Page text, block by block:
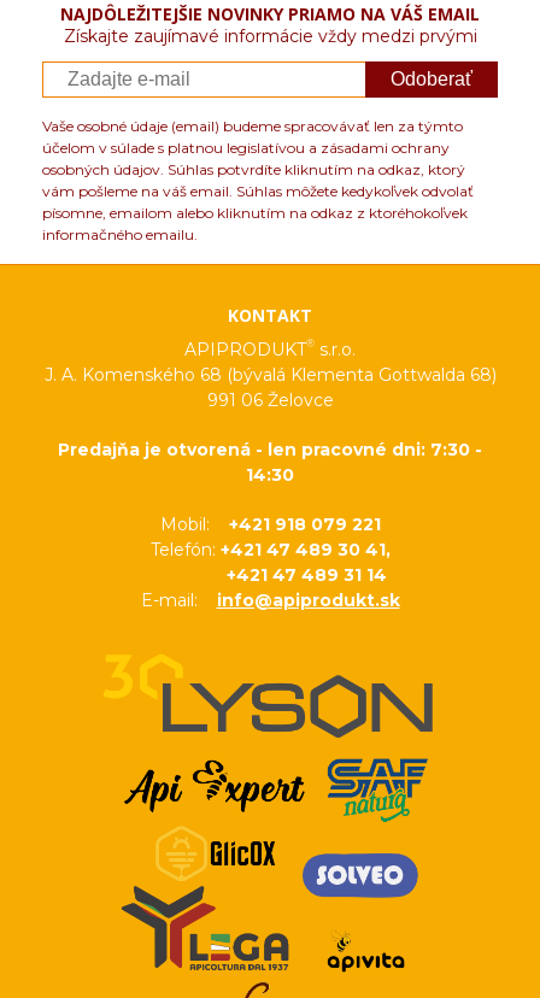
NAJDÔLEŽITEJŠIE NOVINKY PRIAMO NA VÁŠ EMAIL
Získajte zaujímavé informácie vždy medzi prvými
Odoberať
Vaše osobné údaje (email) budeme spracovávať len za týmto
účelom v súlade s platnou legislatívou a zásadami ochrany
osobných údajov. Súhlas potvrdíte kliknutím na odkaz, ktorý
vám pošleme na váš email. Súhlas môžete kedykoľvek odvolať
písomne, emailom alebo kliknutím na odkaz z ktoréhokoľvek
informačného emailu.
KONTAKT
APIPRODUKT® s.r.o.
J. A. Komenského 68 (bývalá Klementa Gottwalda 68)
991 06 Želovce
Predajňa je otvorená - len pracovné dni: 7:30 -
14:30
Mobil: +421 918 079 221
Telefón: +421 47 489 30 41,
+421 47 489 31 14
E-mail: info@apiprodukt.sk